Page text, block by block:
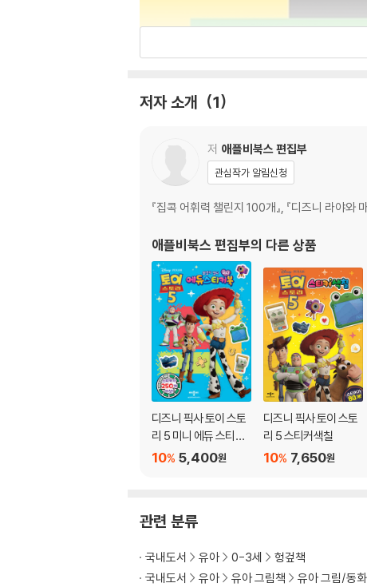
저자 소개 1
저 애플비북스 편집부
관심작가 알림신청
『집콕 어휘력 챌린지 100개』, 『디즈니 라야와
애플비북스 편집부의 다른 상품
디즈니 픽사 토이 스토
리 5 미니 에듀 스티커
북
5,400원
10%
디즈니 픽사 토이 스토
리 5 스티커색칠
7,650원
10%
관련 분류
국내도서 유아 0-3세
헝겊책
국내도서
유아 유아 그림책 유아 그림/동